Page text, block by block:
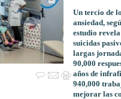
Un tercio de
ansiedad,
estudio
suicidas
largas
90,000
años de
940,000
mejorar las